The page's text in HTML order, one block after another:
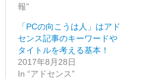
報”
「PCの向こうは人」はアド
センス記事のキーワードや
タイトルを考える基本！
2017年8月28日
In “アドセンス”